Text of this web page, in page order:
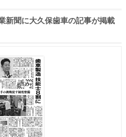
聞に大久保歯車の記事が掲載